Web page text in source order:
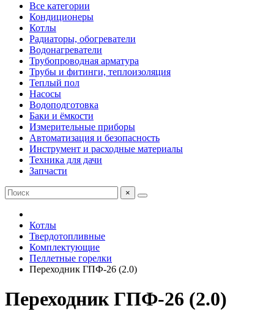
Все категории
Кондиционеры
Котлы
Радиаторы, обогреватели
Водонагреватели
Трубопроводная арматура
Трубы и фитинги, теплоизоляция
Теплый пол
Насосы
Водоподготовка
Баки и ёмкости
Измерительные приборы
Автоматизация и безопасность
Инструмент и расходные материалы
Техника для дачи
Запчасти
×
Котлы
Твердотопливные
Комплектующие
Пеллетные горелки
Переходник ГПФ-26 (2.0)
Переходник ГПФ-26 (2.0)